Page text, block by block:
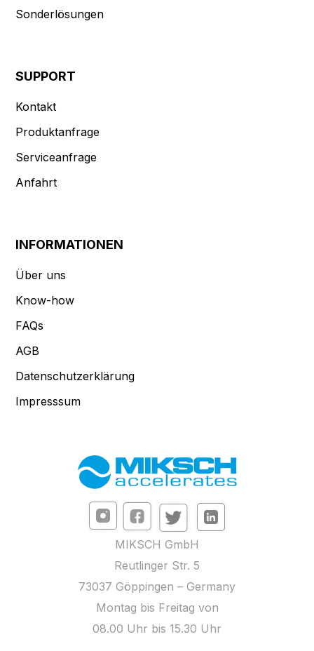
Sonderlösungen
SUPPORT
Kontakt
Produktanfrage
Serviceanfrage
Anfahrt
INFORMATIONEN
Über uns
Know-how
FAQs
AGB
Datenschutzerklärung
Impresssum
MIKSCH GmbH
Reutlinger Str. 5
73037 Göppingen – Germany
Montag bis Freitag von
08.00 Uhr bis 15.30 Uhr